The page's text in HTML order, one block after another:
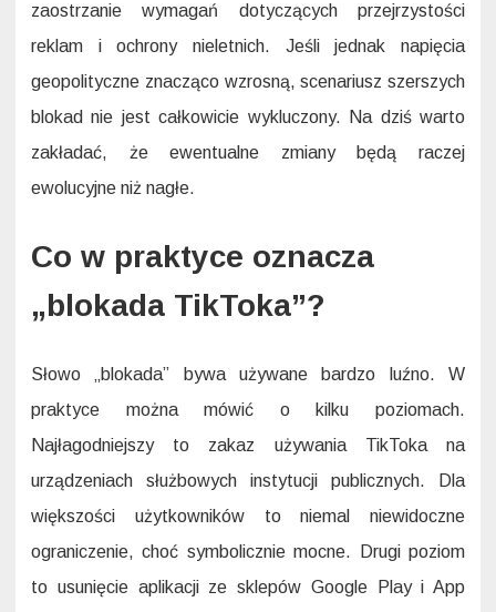
zaostrzanie wymagań dotyczących przejrzystości
reklam i ochrony nieletnich. Jeśli jednak napięcia
geopolityczne znacząco wzrosną, scenariusz szerszych
blokad nie jest całkowicie wykluczony. Na dziś warto
zakładać, że ewentualne zmiany będą raczej
ewolucyjne niż nagłe.
Co w praktyce oznacza
„blokada TikToka”?
Słowo „blokada” bywa używane bardzo luźno. W
praktyce można mówić o kilku poziomach.
Najłagodniejszy to zakaz używania TikToka na
urządzeniach służbowych instytucji publicznych. Dla
większości użytkowników to niemal niewidoczne
ograniczenie, choć symbolicznie mocne. Drugi poziom
to usunięcie aplikacji ze sklepów Google Play i App